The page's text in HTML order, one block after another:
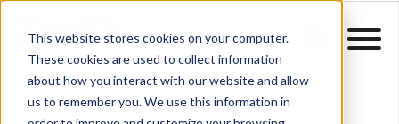
This website stores cookies on your computer.
These cookies are used to collect information
about how you interact with our website and allow
us to remember you. We use this information in